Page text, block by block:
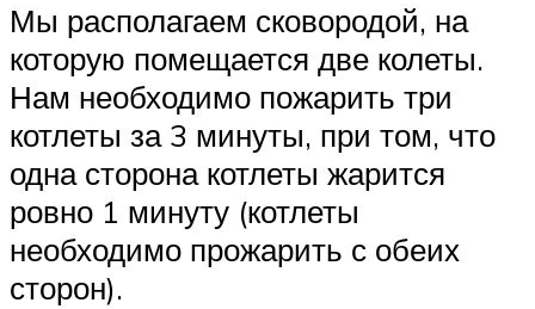
Мы располагаем сковородой, на
которую помещается две колеты.
Нам необходимо пожарить три
котлеты за 3 минуты, при том, что
одна сторона котлеты жарится
ровно 1 минуту (котлеты
необходимо прожарить с обеих
сторон).